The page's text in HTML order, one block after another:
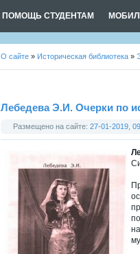
ПОМОЩЬ СТУДЕНТАМ
О сайте » Историческая библиотека »
Лебедева Э.И. Очерки по
Размещено на сайте: 27-01-2019,